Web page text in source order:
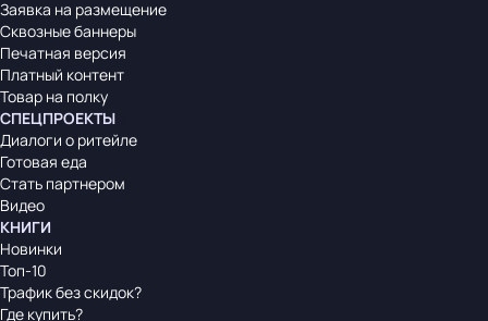
Заявка на размещение
Сквозные баннеры
Печатная версия
Платный контент
Товар на полку
СПЕЦПРОЕКТЫ
Диалоги о ритейле
Готовая еда
Стать партнером
Видео
КНИГИ
Новинки
Топ-10
Трафик без скидок?
Где купить?